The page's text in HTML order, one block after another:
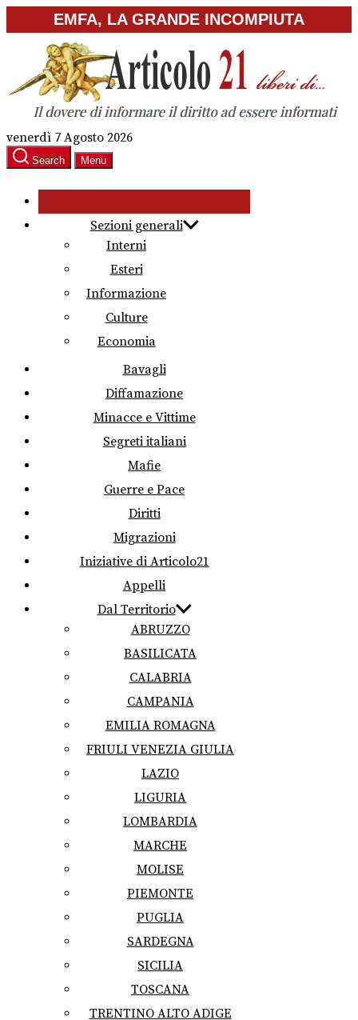
to
content
EMFA, LA GRANDE INCOMPIUTA
venerdì 7 Agosto 2026
Search Menu
Sezioni generali
Interni
Esteri
Informazione
Culture
Economia
Bavagli
Diffamazione
Minacce e Vittime
Segreti italiani
Mafie
Guerre e Pace
Diritti
Migrazioni
Iniziative di Articolo21
Appelli
Dal Territorio
ABRUZZO
BASILICATA
CALABRIA
CAMPANIA
EMILIA ROMAGNA
FRIULI VENEZIA GIULIA
LAZIO
LIGURIA
LOMBARDIA
MARCHE
MOLISE
PIEMONTE
PUGLIA
SARDEGNA
SICILIA
TOSCANA
TRENTINO ALTO ADIGE